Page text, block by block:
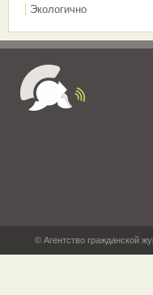
Экологично
© Агентство гражданской